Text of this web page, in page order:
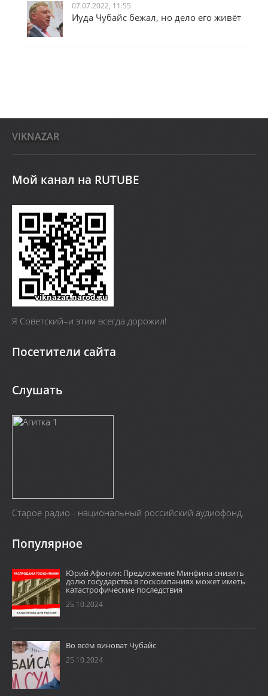
07.07.2022, 11:55
Иуда Чубайс бежал, но дело его живёт
VIKNAZAR
Мой канал на RUTUBE
Я Cоветский–и этим всегда дорожил!
Посетители сайта
Слушать
Старое радио - национальный российский аудиофонд.
Популярное
Юрий Афонин: Предложение Минфина снизить
долю государства в госкомпаниях может иметь
катастрофические последствия
25.10.2024
Во всём виноват Чубайс
25.10.2024